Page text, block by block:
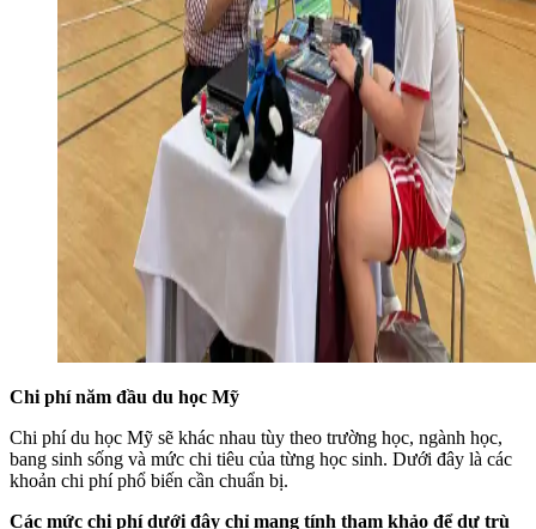
Chi phí năm đầu du học Mỹ
Chi phí du học Mỹ sẽ khác nhau tùy theo trường học, ngành học,
bang sinh sống và mức chi tiêu của từng học sinh. Dưới đây là các
khoản chi phí phổ biến cần chuẩn bị.
Các mức chi phí dưới đây chỉ mang tính tham khảo để dự trù